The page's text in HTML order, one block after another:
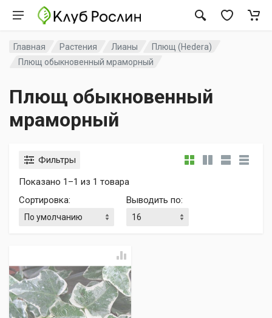
Главная Растения Лианы
Плющ (Hedera)
Плющ обыкновенный мраморный
Плющ обыкновенный
мраморный
Фильтры
Показано 1–1 из 1 товара
Сортировка: Выводить по: